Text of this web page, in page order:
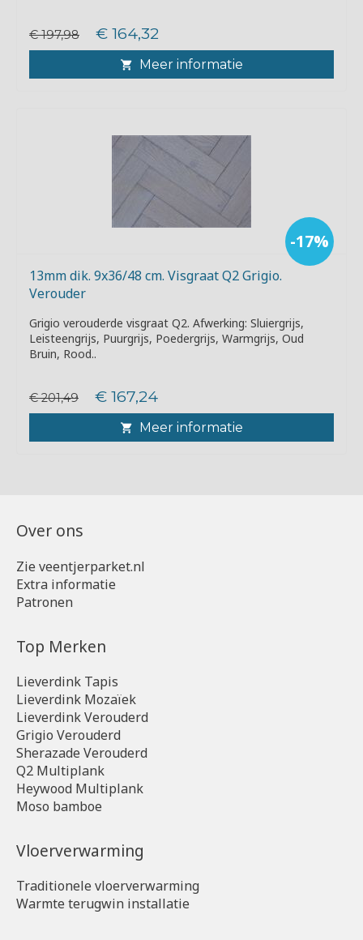
€ 197,98 € 164,32
Meer informatie
-17%
13mm dik. 9x36/48 cm. Visgraat Q2 Grigio.
Verouder
Grigio verouderde visgraat Q2. Afwerking: Sluiergrijs,
Leisteengrijs, Puurgrijs, Poedergrijs, Warmgrijs, Oud
Bruin, Rood..
€ 201,49 € 167,24
Meer informatie
Over ons
Zie veentjerparket.nl
Extra informatie
Patronen
Top Merken
Lieverdink Tapis
Lieverdink Mozaïek
Lieverdink Verouderd
Grigio Verouderd
Sherazade Verouderd
Q2 Multiplank
Heywood Multiplank
Moso bamboe
Vloerverwarming
Traditionele vloerverwarming
Warmte terugwin installatie